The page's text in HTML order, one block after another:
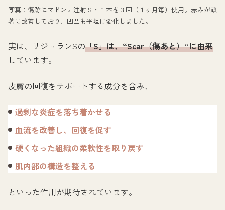
写真：傷跡にマドンナ注射Ｓ・１本を３回（１ヶ月毎）使用。赤みが顕
著に改善しており、凹凸も平坦に変化しました。
実は、リジュランSの「S」は、“Scar（傷あと）”に由来
しています。
皮膚の回復をサポートする成分を含み、
過剰な炎症を落ち着かせる
血流を改善し、回復を促す
硬くなった組織の柔軟性を取り戻す
肌内部の構造を整える
といった作用が期待されています。